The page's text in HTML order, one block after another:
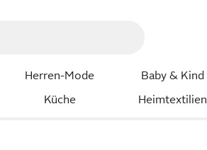
Herren-Mode Baby & Kind
Küche Heimtextilien